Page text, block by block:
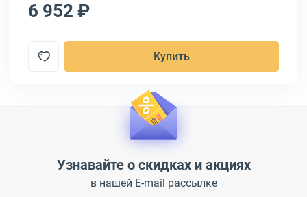
6 952 ₽
Купить
Узнавайте о скидках и акциях
в нашей E-mail рассылке